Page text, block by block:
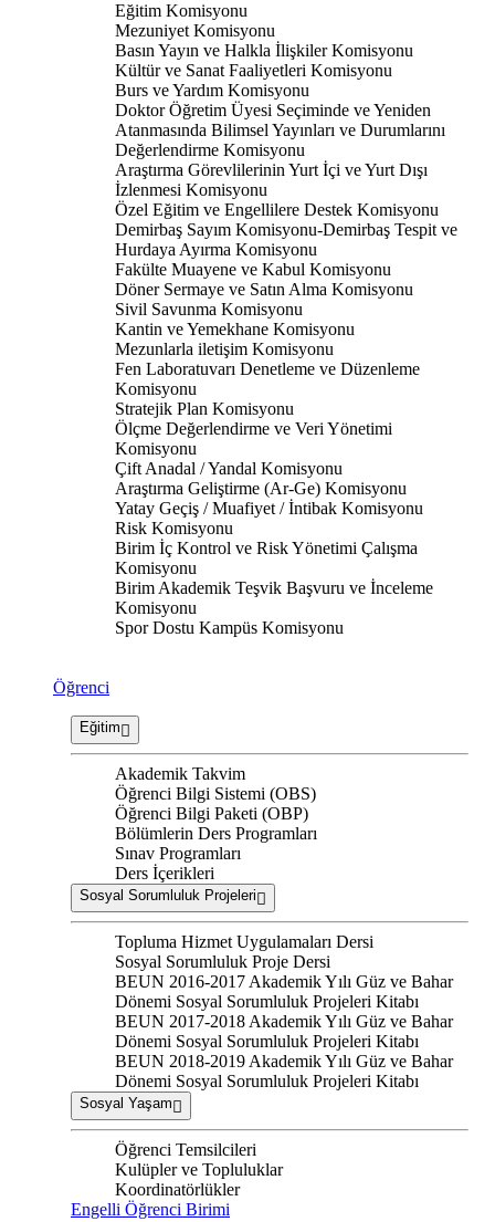
Eğitim Komisyonu
Mezuniyet Komisyonu
Basın Yayın ve Halkla İlişkiler Komisyonu
Kültür ve Sanat Faaliyetleri Komisyonu
Burs ve Yardım Komisyonu
Doktor Öğretim Üyesi Seçiminde ve Yeniden
Atanmasında Bilimsel Yayınları ve Durumlarını
Değerlendirme Komisyonu
Araştırma Görevlilerinin Yurt İçi ve Yurt Dışı
İzlenmesi Komisyonu
Özel Eğitim ve Engellilere Destek Komisyonu
Demirbaş Sayım Komisyonu-Demirbaş Tespit ve
Hurdaya Ayırma Komisyonu
Fakülte Muayene ve Kabul Komisyonu
Döner Sermaye ve Satın Alma Komisyonu
Sivil Savunma Komisyonu
Kantin ve Yemekhane Komisyonu
Mezunlarla iletişim Komisyonu
Fen Laboratuvarı Denetleme ve Düzenleme
Komisyonu
Stratejik Plan Komisyonu
Ölçme Değerlendirme ve Veri Yönetimi
Komisyonu
Çift Anadal / Yandal Komisyonu
Araştırma Geliştirme (Ar-Ge) Komisyonu
Yatay Geçiş / Muafiyet / İntibak Komisyonu
Risk Komisyonu
Birim İç Kontrol ve Risk Yönetimi Çalışma
Komisyonu
Birim Akademik Teşvik Başvuru ve İnceleme
Komisyonu
Spor Dostu Kampüs Komisyonu
Öğrenci
Eğitim
Akademik Takvim
Öğrenci Bilgi Sistemi (OBS)
Öğrenci Bilgi Paketi (OBP)
Bölümlerin Ders Programları
Sınav Programları
Ders İçerikleri
Sosyal Sorumluluk Projeleri
Topluma Hizmet Uygulamaları Dersi
Sosyal Sorumluluk Proje Dersi
BEUN 2016-2017 Akademik Yılı Güz ve Bahar
Dönemi Sosyal Sorumluluk Projeleri Kitabı
BEUN 2017-2018 Akademik Yılı Güz ve Bahar
Dönemi Sosyal Sorumluluk Projeleri Kitabı
BEUN 2018-2019 Akademik Yılı Güz ve Bahar
Dönemi Sosyal Sorumluluk Projeleri Kitabı
Sosyal Yaşam
Öğrenci Temsilcileri
Kulüpler ve Topluluklar
Koordinatörlükler
Engelli Öğrenci Birimi